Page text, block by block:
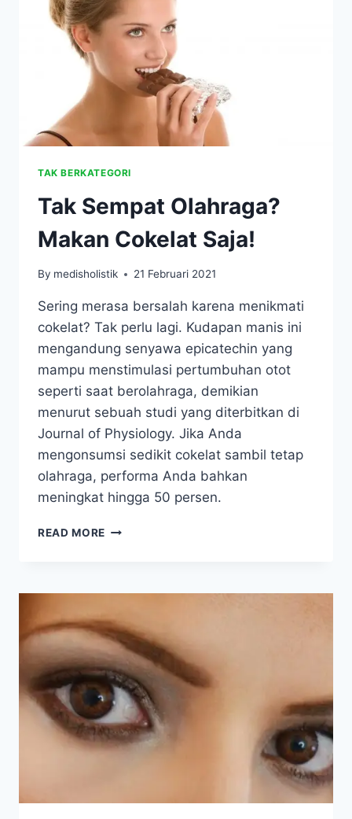
TAK BERKATEGORI
Tak Sempat Olahraga?
Makan Cokelat Saja!
By medisholistik 21 Februari 2021
Sering merasa bersalah karena menikmati
cokelat? Tak perlu lagi. Kudapan manis ini
mengandung senyawa epicatechin yang
mampu menstimulasi pertumbuhan otot
seperti saat berolahraga, demikian
menurut sebuah studi yang diterbitkan di
Journal of Physiology. Jika Anda
mengonsumsi sedikit cokelat sambil tetap
olahraga, performa Anda bahkan
meningkat hingga 50 persen.
READ MORE TAK
COKELAT